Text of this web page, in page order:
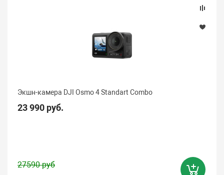
Экшн-камера DJI Osmo 4 Standart Combo
23 990 руб.
27590 руб